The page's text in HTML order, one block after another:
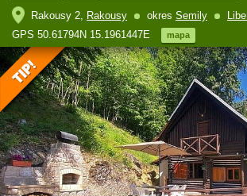
Rakousy 2, Rakousy okres Semily
GPS 50.61794N 15.1961447E
mapa